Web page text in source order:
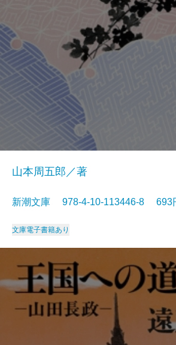
山本周五郎／著
新潮文庫 978-4-10-113446-8
文庫電子書籍あり